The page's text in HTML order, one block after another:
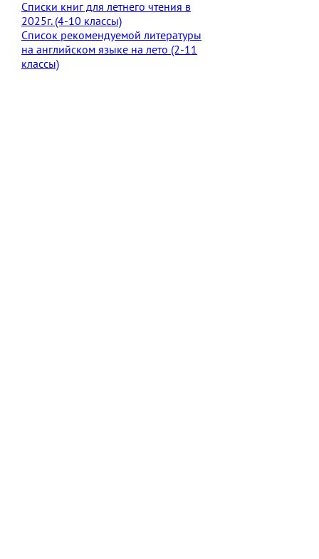
Списки книг для летнего чтения в
2025г. (4-10 классы)
Список рекомендуемой литературы
на английском языке на лето (2-11
классы)